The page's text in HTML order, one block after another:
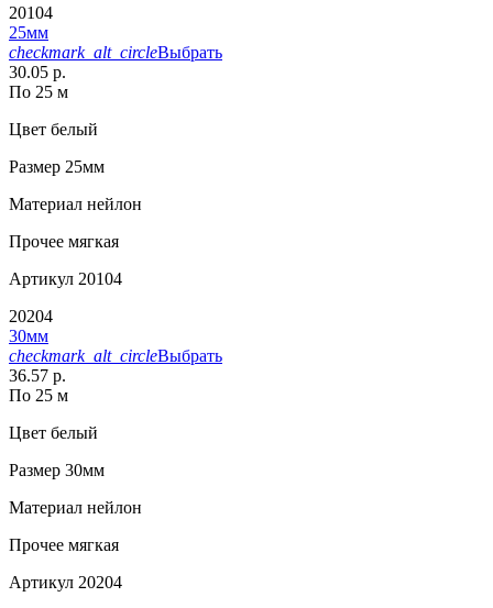
20104
25мм
checkmark_alt_circleВыбрать
30.05 р.
По 25 м
Цвет белый
Размер 25мм
Материал нейлон
Прочее мягкая
Артикул 20104
20204
30мм
checkmark_alt_circleВыбрать
36.57 р.
По 25 м
Цвет белый
Размер 30мм
Материал нейлон
Прочее мягкая
Артикул 20204